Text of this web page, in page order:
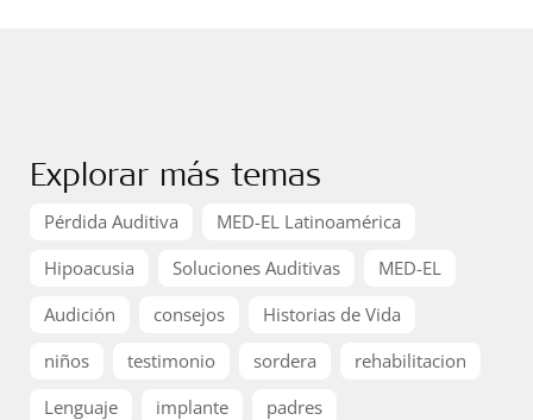
Explorar más temas
Pérdida Auditiva
MED-EL Latinoamérica
Hipoacusia
Soluciones Auditivas
MED-EL
Audición
consejos
Historias de Vida
niños
testimonio sordera
rehabilitacion
Lenguaje
implante
padres